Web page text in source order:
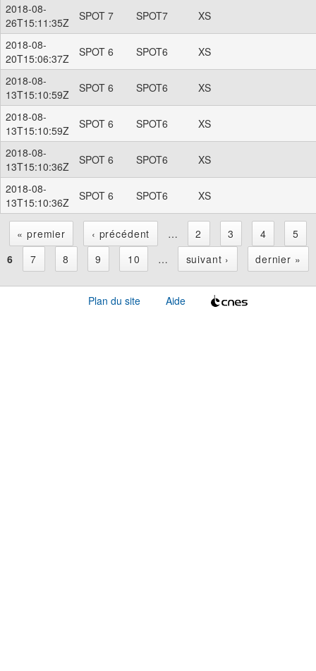
2018-08-
26T15:11:35Z
SPOT 7 SPOT7 XS
2018-08-
20T15:06:37Z
SPOT 6 SPOT6 XS
2018-08-
13T15:10:59Z
SPOT 6 SPOT6 XS
2018-08-
13T15:10:59Z
SPOT 6 SPOT6 XS
2018-08-
13T15:10:36Z
SPOT 6 SPOT6 XS
2018-08-
13T15:10:36Z
SPOT 6 SPOT6 XS
P
« premier ‹ précédent … 2 3 4
5
6
7 8 9 10 … suivant › dernier »
Plan du site Aide